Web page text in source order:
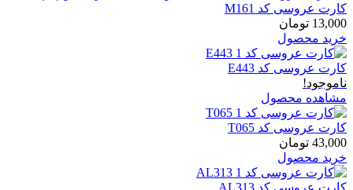
کارت عروسی کد M161
13,000 تومان
خرید محصول
کارت عروسی کد E443
ناموجود!
مشاهده محصول
کارت عروسی کد T065
43,000 تومان
خرید محصول
کارت عروسی کد AL313